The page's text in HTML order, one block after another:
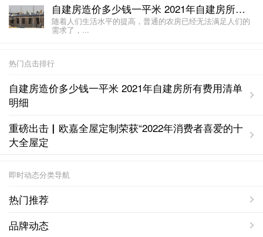
自建房造价多少钱一平米 2021年自建房所有费用清单明细
随着人们生活水平的提高，普通的农房已经无法满足人们的
需求了，...
热门点击排行
自建房造价多少钱一平米 2021年自建房所有费用清单
明细
重磅出击▏欧嘉全屋定制荣获“2022年消费者喜爱的十
大全屋定
即时动态分类导航
热门推荐
品牌动态